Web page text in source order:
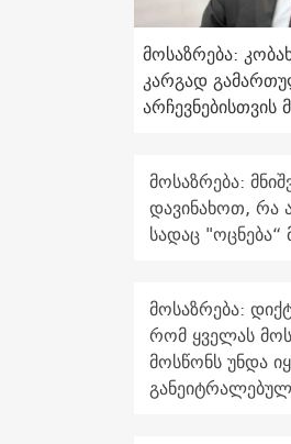
მოსაზრება:
კარგად
არჩევნებისთვის
მოსაზრება:
დავინახოთ, რა
სადაც "ოცნება“
მოსაზრება:
რომ ყველას
მოსწონს უნდა